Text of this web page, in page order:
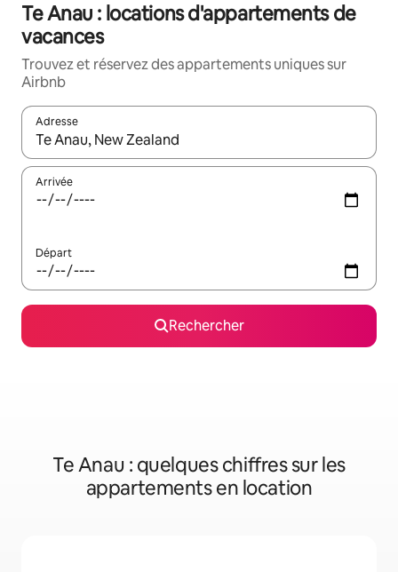
Te Anau : locations d'appartements de
vacances
Trouvez et réservez des appartements uniques sur
Airbnb
Adresse
Lorsque les résultats s'affichent, utilisez les flèches vers le
Arrivée
Départ
Rechercher
Te Anau : quelques chiffres sur les
appartements en location